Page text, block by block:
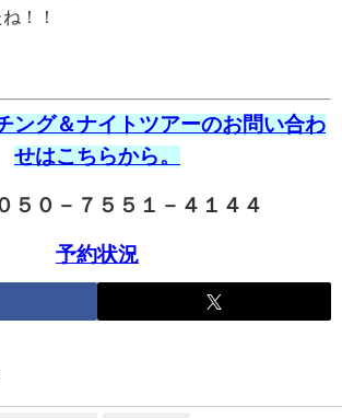
！！
ング＆ナイトツアーのお問い合わ
せはこちらから。
０－７５５１－４１４４
予約状況